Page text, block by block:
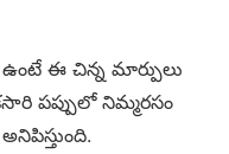
ఈ చిన్న మార్పులు
పప్పులో నిమ్మరసం